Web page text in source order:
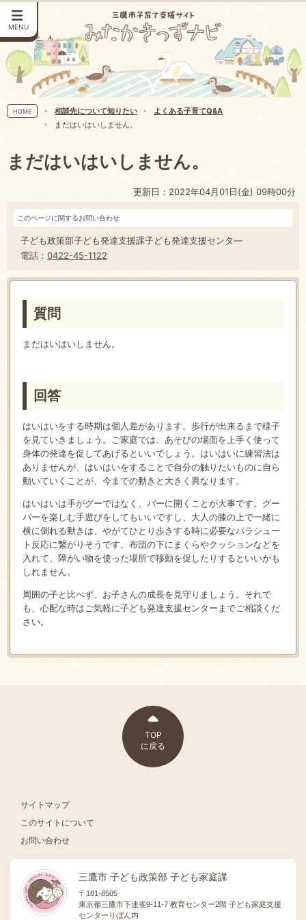
MENU
HOME 相談先について知りたい
よくある子育てQ&A
まだはいはいしません。
まだはいはいしません。
更新日：2022年04月01日(金) 09時00分
このページに関するお問い合わせ
子ども政策部子ども発達支援課子ども発達支援センタ―
電話： 0422-45-1122
質問
まだはいはいしません。
回答
はいはいをする時期は個人差があります。歩行が出来るまで様子
を見ていきましょう。ご家庭では、あそびの場面を上手く使って
身体の発達を促してあげるといいでしょう。はいはいに練習法は
ありませんが、はいはいをすることで自分の触りたいものに自ら
動いていくことが、今までの動きと大きく異なります。
はいはいは手がグーではなく、パーに開くことが大事です。グー
パーを楽しむ手遊びをしてもいいですし、大人の膝の上で一緒に
横に倒れる動きは、やがてひとり歩きする時に必要なパラシュー
ト反応に繋がりそうです。布団の下にまくらやクッションなどを
入れて、障がい物を使った場所で移動を促したりするといいかも
しれません。
周囲の子と比べず、お子さんの成長を見守りましょう。それで
も、心配な時はご気軽に子ども発達支援センターまでご相談くだ
さい。
TOP
に戻る
サイトマップ
このサイトについて
お問い合わせ
三鷹市 子ども政策部 子ども家庭課
〒181-8505
東京都三鷹市下連雀9-11-7 教育センター2階 子ども家庭支援
センターりぼん内